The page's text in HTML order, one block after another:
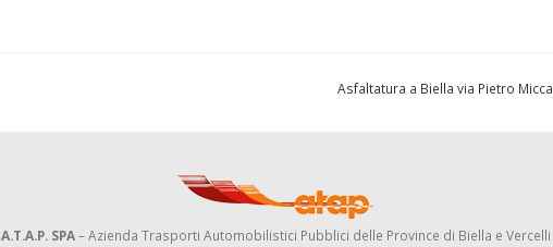
Asfaltatura a Biella via Pietro Micca
A.T.A.P. SPA– Azienda Trasporti Automobilistici Pubblici delle Province di Biella e Vercelli